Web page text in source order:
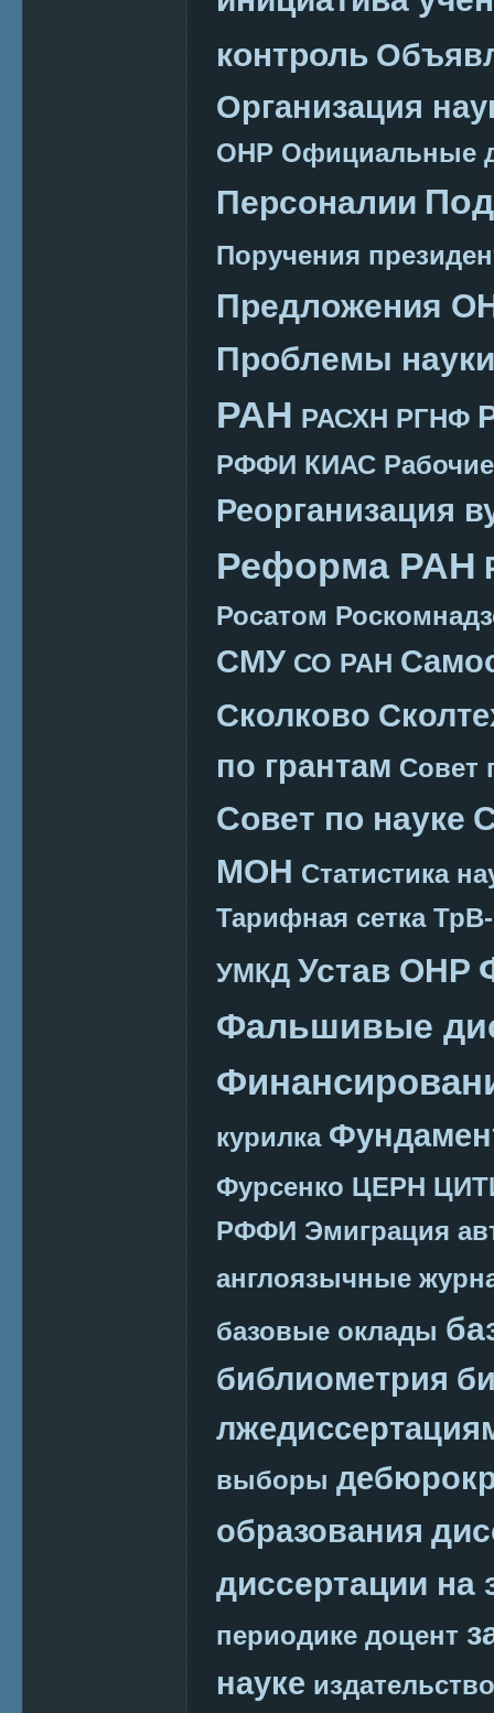
контроль
Организация
ОНР Официальные
Персоналии
Поручения
Предложения
Проблемы науки
РАН РАСХН РГНФ
РФФИ КИАС
Реорганизация
Реформа РАН
Росатом
СМУ СО РАН
Сколково
по грантам Совет
Совет по науке
МОН Статистика
Тарифная сетка
УМКД Устав ОНР
Фальшивые
курилка
Фурсенко ЦЕРН
РФФИ Эмиграция
англоязычные
базовые оклады
библиометрия
выборы
образования
диссертации на
периодике доцент
науке издательство